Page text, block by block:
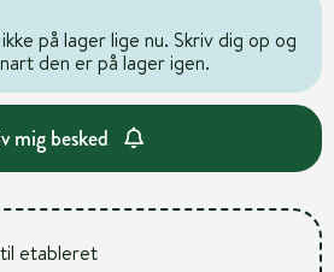
på lager lige nu. Skriv dig op og
den er på lager igen.
mig besked
etableret